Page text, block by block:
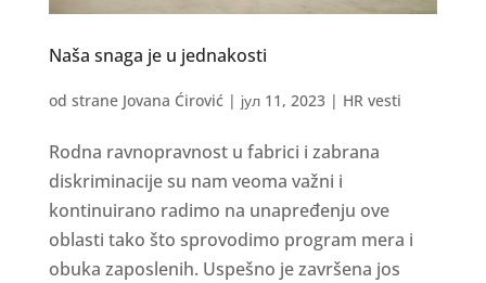
Naša snaga je u jednakosti
od strane Jovana Ćirović| јул 11, 2023| HR vesti
Rodna ravnopravnost u fabrici i zabrana
diskriminacije su nam veoma važni i
kontinuirano radimo na unapređenju ove
oblasti tako što sprovodimo program mera i
obuka zaposlenih. Uspešno je završena jos